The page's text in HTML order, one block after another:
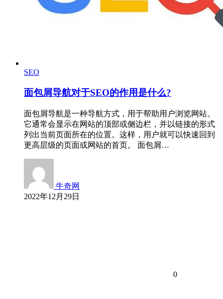
SEO
面包屑导航对于SEO的作用是什么?
面包屑导航是一种导航方式，用于帮助用户浏览网站。
它通常会显示在网站的顶部或侧边栏，并以链接的形式
列出当前页面所在的位置。这样，用户就可以快速回到
更高层级的页面或网站的首页。 面包屑…
牛奇网
2022年12月29日
0